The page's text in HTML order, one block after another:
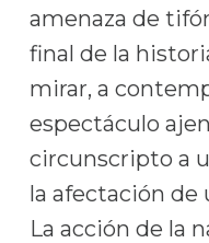
amenaza de
final de la
mirar, a
espectáculo
circunscripto a
la afectación de
La acción de la